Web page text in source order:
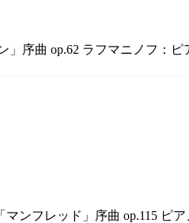
序曲 op.62 ラフマニノフ：ピ
ンフレッド」序曲 op.115 ピ